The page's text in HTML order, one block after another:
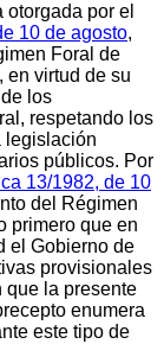
por el
10 de agosto,
Foral de
en virtud de su
los
respetando los
legislación
públicos. Por
13/1982, de 10
del Régimen
primero que en
el Gobierno de
provisionales
que la presente
enumera
este tipo de